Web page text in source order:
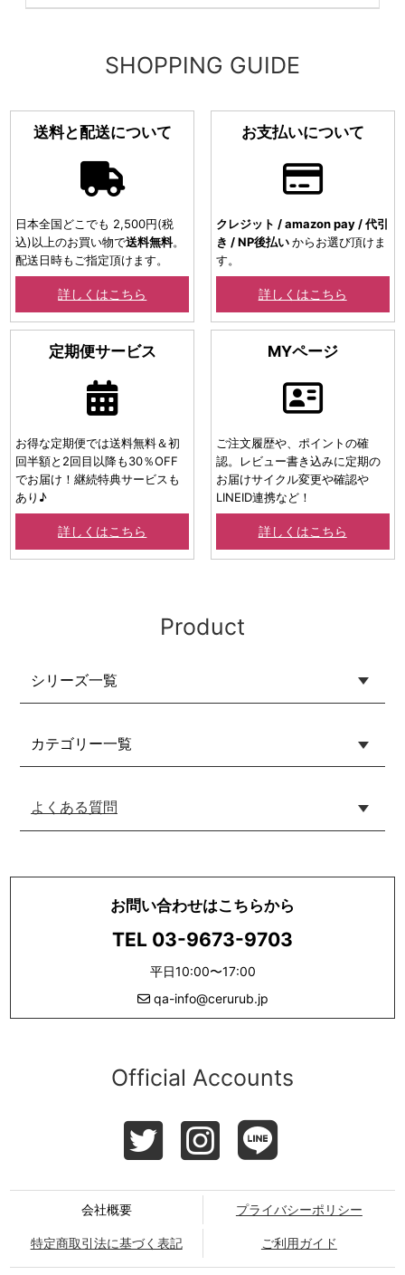
SHOPPING GUIDE
送料と配送について
日本全国どこでも 2,500円(税
込)以上のお買い物で送料無料。
配送日時もご指定頂けます。
詳しくはこちら
お支払いについて
クレジット / amazon pay / 代引
き / NP後払い からお選び頂けま
す。
詳しくはこちら
定期便サービス
お得な定期便では送料無料＆初
回半額と2回目以降も30％OFF
でお届け！継続特典サービスも
あり♪
詳しくはこちら
MYページ
ご注文履歴や、ポイントの確
認。レビュー書き込みに定期の
お届けサイクル変更や確認や
LINEID連携など！
詳しくはこちら
Product
シリーズ一覧
カテゴリー一覧
よくある質問
お問い合わせはこちらから
TEL 03-9673-9703
平日10:00〜17:00
qa-info@cerurub.jp
Official Accounts
会社概要 プライバシーポリシー
特定商取引法に基づく表記 ご利用ガイド